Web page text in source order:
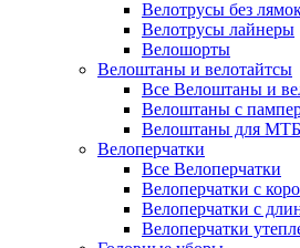
Велотрусы без
Велотрусы лайнеры
Велошорты
Велоштаны и велотайтсы
Все Велоштаны и
Велоштаны с
Велоштаны для МТБ
Велоперчатки
Все Велоперчатки
Велоперчатки с
Велоперчатки с
Велоперчатки